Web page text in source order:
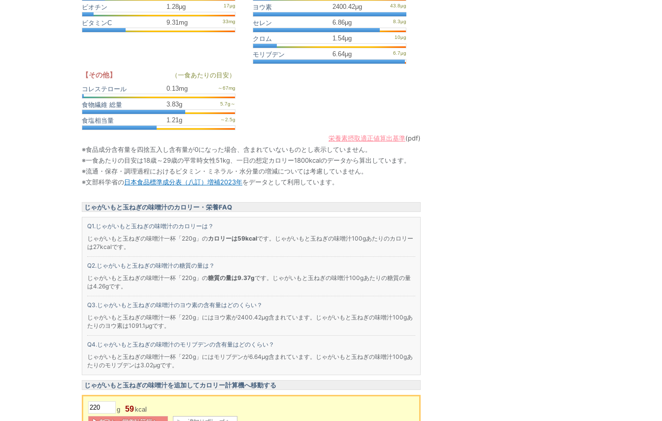
ビオチン 1.28μg
ビタミンC 9.31mg
ヨウ素 2400.42μg
セレン 6.86μg
クロム 1.54μg
モリブデン 6.64μg
【その他】
（一食あたりの目安）
コレステロール
0.13mg
食物繊維 総量 3.83g
食塩相当量 1.21g
栄養素摂取適正値算出基準(pdf)
※食品成分含有量を四捨五入し含有量が0になった場合、含まれていないものとし表示していません。
※一食あたりの目安は18歳～29歳の平常時女性51kg、一日の想定カロリー1800kcalのデータから算出しています。
※流通・保存・調理過程におけるビタミン・ミネラル・水分量の増減については考慮していません。
※文部科学省の日本食品標準成分表（八訂）増補2023年をデータとして利用しています。
じゃがいもと玉ねぎの味噌汁のカロリー・栄養FAQ
じゃがいもと玉ねぎの味噌汁のカロリーは？
じゃがいもと玉ねぎの味噌汁一杯「220g」のカロリーは59kcalです。じゃがいもと玉ねぎの味噌汁100gあたりのカロリー
は27kcalです。
じゃがいもと玉ねぎの味噌汁の糖質の量は？
じゃがいもと玉ねぎの味噌汁一杯「220g」の糖質の量は9.37gです。じゃがいもと玉ねぎの味噌汁100gあたりの糖質の量
は4.26gです。
じゃがいもと玉ねぎの味噌汁のヨウ素の含有量はどのくらい？
じゃがいもと玉ねぎの味噌汁一杯「220g」にはヨウ素が2400.42μg含まれています。じゃがいもと玉ねぎの味噌汁100gあ
たりのヨウ素は1091.1μgです。
じゃがいもと玉ねぎの味噌汁のモリブデンの含有量はどのくらい？
じゃがいもと玉ねぎの味噌汁一杯「220g」にはモリブデンが6.64μg含まれています。じゃがいもと玉ねぎの味噌汁100gあ
たりのモリブデンは3.02μgです。
じゃがいもと玉ねぎの味噌汁を追加してカロリー計算機へ移動する
g 59 kcal